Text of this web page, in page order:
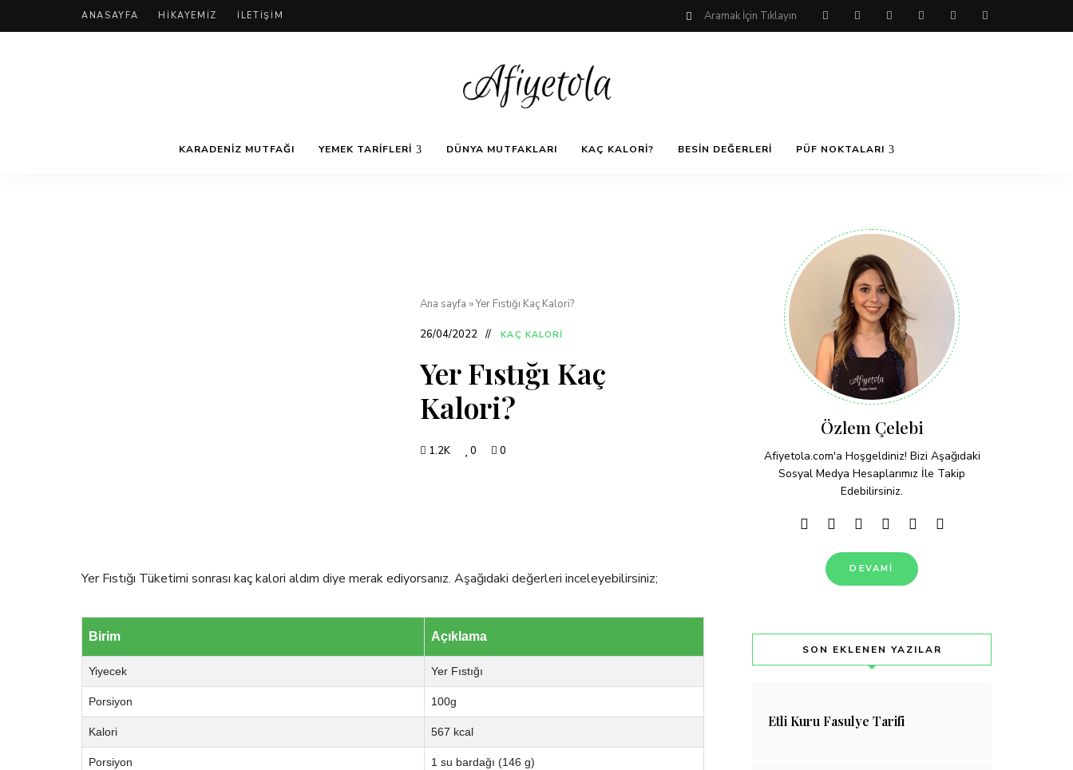
ANASAYFA HIKAYEMIZ İLETIŞIM
AfiyetOla
Yemek
Tarifleri
ve
Lezzetli,
ve
kurabiyeler
KARADENIZ MUTFAĞI YEMEK TARIFLERI DÜNYA MUTFAKLARI KAÇ KALORI? BESIN DEĞERLERI PÜF NOKTALARI
Ana sayfa »Yer Fıstığı Kaç Kalori?
26/04/2022 KAÇ KALORI
Yer Fıstığı Kaç
Kalori?
1.2K 0 0
Yer Fıstığı Tüketimi sonrası kaç kalori aldım diye merak ediyorsanız. Aşağıdaki değerleri inceleyebilirsiniz;
Birim Açıklama
Yiyecek Yer Fıstığı
Porsiyon 100g
Kalori 567 kcal
Porsiyon 1 su bardağı (146 g)
Özlem Çelebi
Afiyetola.com'a Hoşgeldiniz! Bizi Aşağıdaki
Sosyal Medya Hesaplarımız İle Takip
Edebilirsiniz.
DEVAMI
SON EKLENEN YAZILAR
Etli Kuru Fasulye Tarifi